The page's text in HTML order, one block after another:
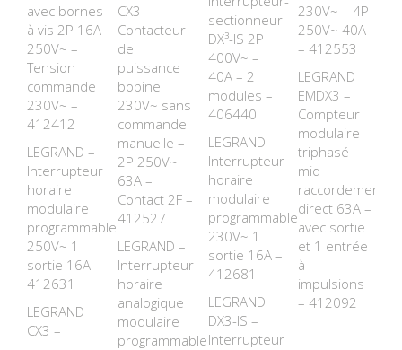
avec bornes
à vis 2P 16A
250V~ –
Tension
commande
230V~ –
412412
LEGRAND –
Interrupteur
horaire
modulaire
programmable
250V~ 1
sortie 16A –
412631
LEGRAND
CX3 –
CX3 –
Contacteur
de
puissance
bobine
230V~ sans
commande
manuelle –
2P 250V~
63A –
Contact 2F –
412527
LEGRAND –
Interrupteur
horaire
analogique
modulaire
programmable
sectionneur
DX³-IS 2P
400V~ –
40A – 2
modules –
406440
LEGRAND –
Interrupteur
horaire
modulaire
programmable
230V~ 1
sortie 16A –
412681
LEGRAND
DX3-IS –
Interrupteur
230V~ – 4P
250V~ 40A
– 412553
LEGRAND
EMDX3 –
Compteur
modulaire
triphasé
mid
raccordement
direct 63A –
avec sortie
et 1 entrée
à
impulsions
– 412092